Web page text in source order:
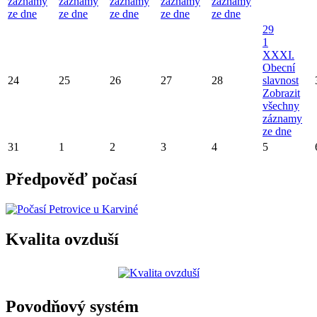
ze dne
ze dne
ze dne
ze dne
ze dne
24 25 26 27 28
29
1
XXXI.
Obecní
slavnost
Zobrazit
všechny
záznamy
ze dne
31 1 2 3 4 5
Předpověď počasí
Kvalita ovzduší
Povodňový systém